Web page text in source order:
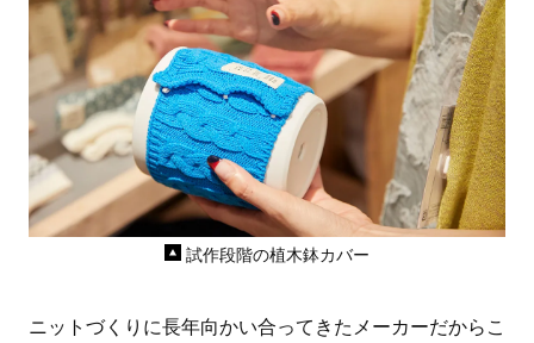
試作段階の植木鉢カバー
ニットづくりに長年向かい合ってきたメーカーだからこ